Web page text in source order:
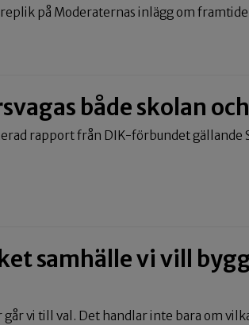
på Moderaternas inlägg om
både skolan
rapport från DIK-förbundet gällande
samhälle vi vill
går vi till val. Det handlar inte bara om